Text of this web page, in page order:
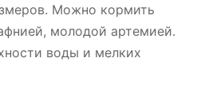
Можно кормить
молодой артемией.
воды и мелких